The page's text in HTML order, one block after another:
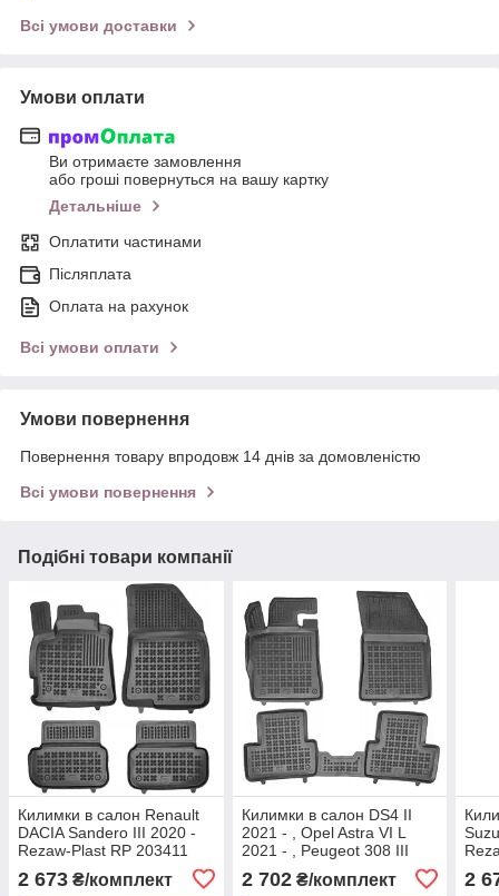
Всі умови доставки
Умови оплати
Ви отримаєте замовлення
або гроші повернуться на вашу картку
Детальніше
Оплатити частинами
Післяплата
Оплата на рахунок
Всі умови оплати
Умови повернення
Повернення товару впродовж 14 днів за домовленістю
Всі умови повернення
Подібні товари компанії
Килимки в салон Renault
DACIA Sandero III 2020 -
Rezaw-Plast RP 203411
2 673 ₴/комплект
Килимки в салон DS4 II
2021 - , Opel Astra VI L
2021 - , Peugeot 308 III
201318
2 702₴/комплект 2